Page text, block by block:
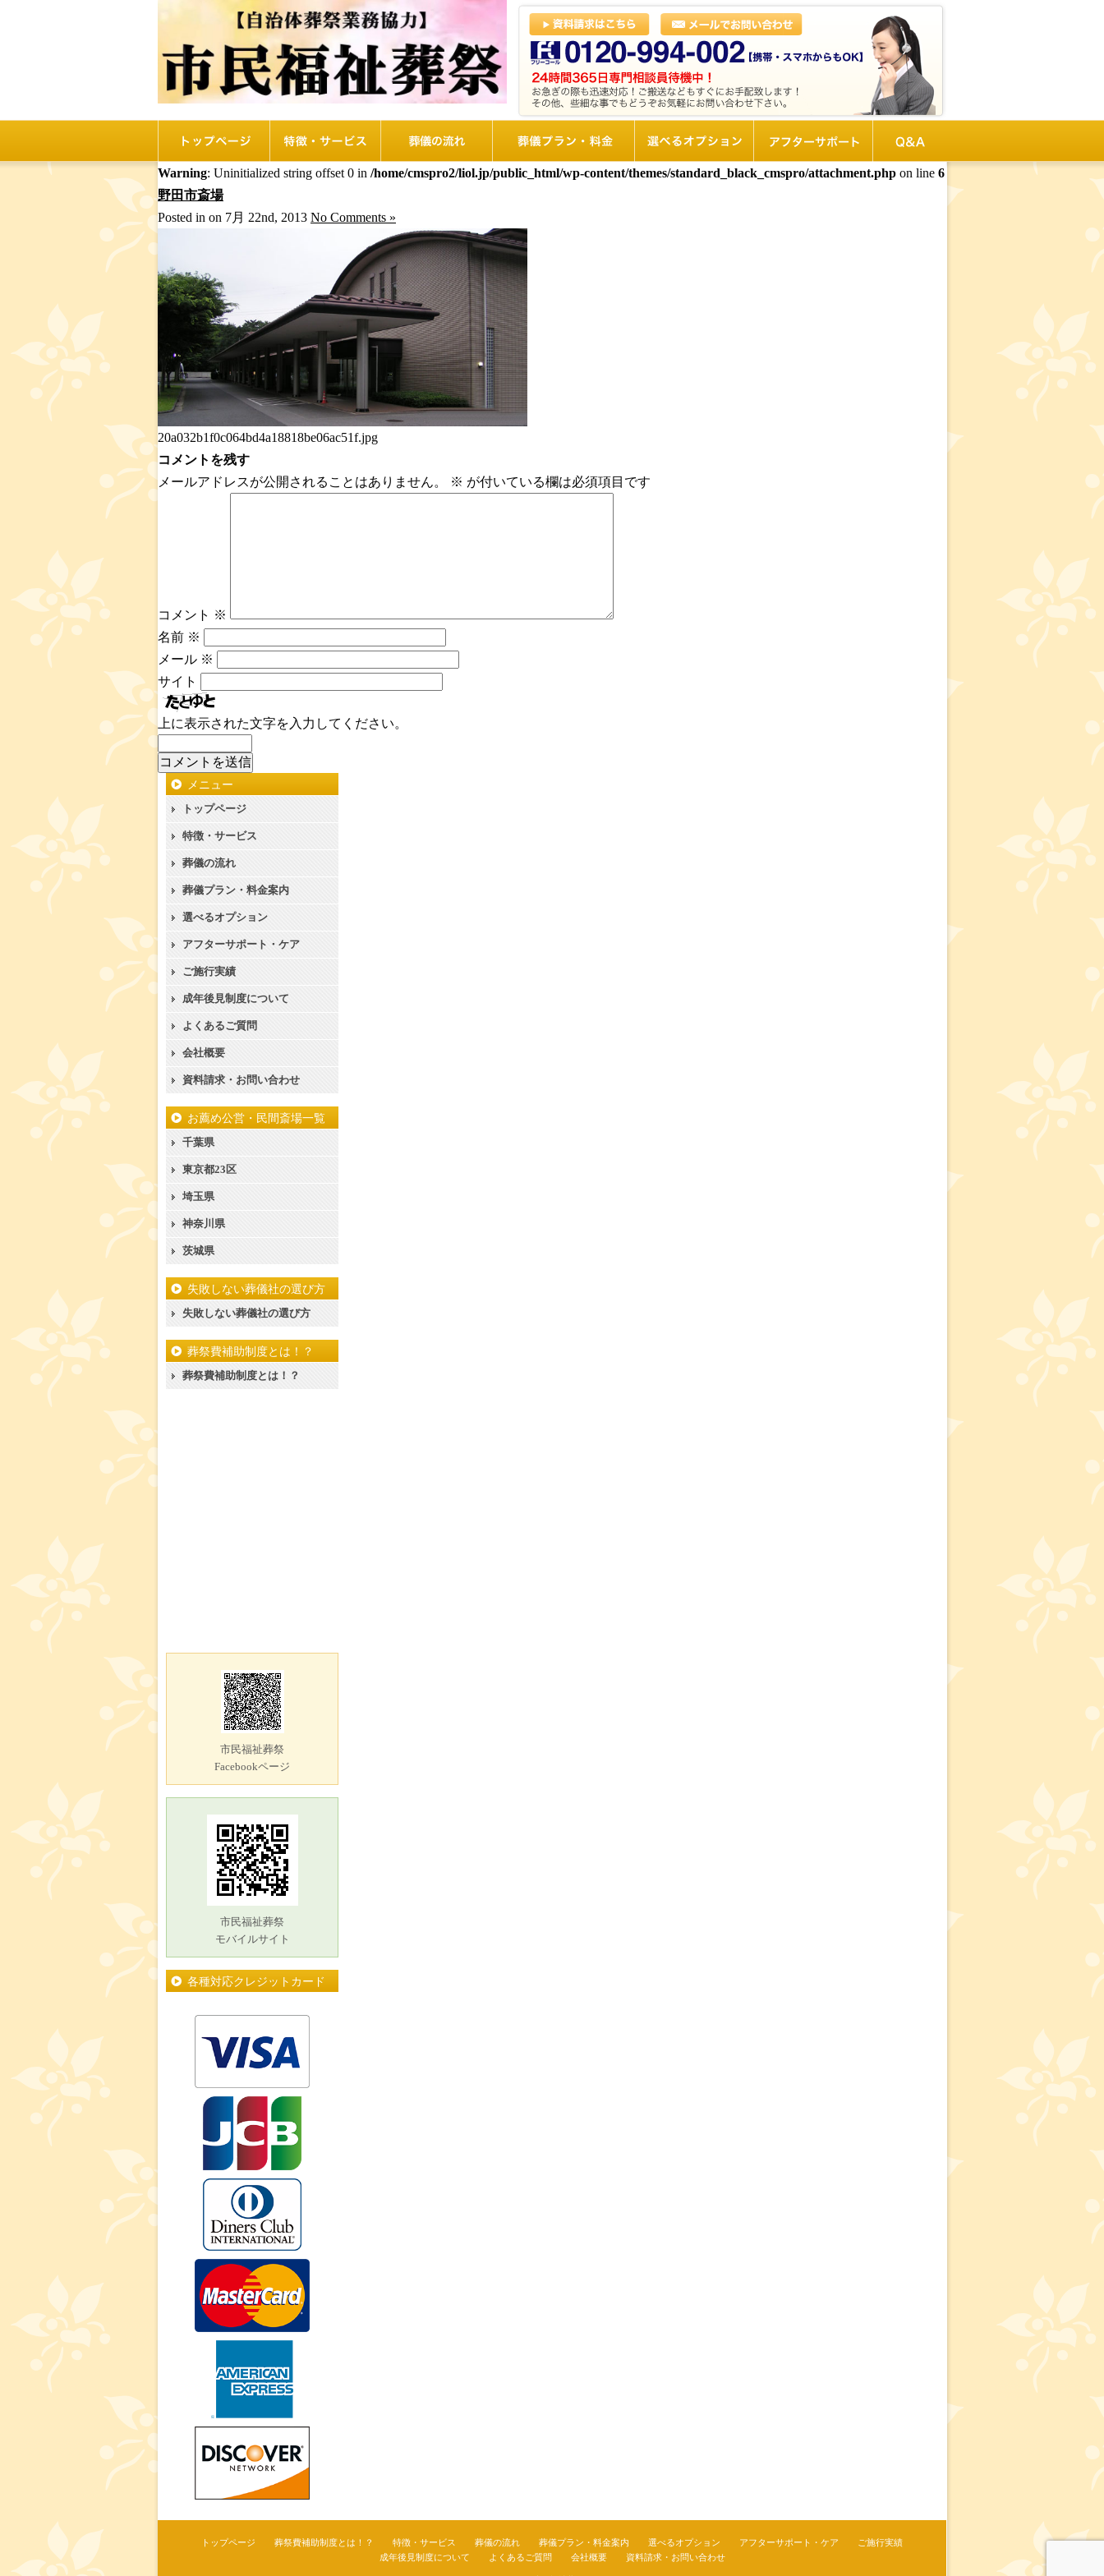
Warning: Uninitialized string offset 0 in /home/cmspro2/liol.jp/public_html/wp-content/themes/standard_black_cmspro/attachment.php on line 6
野田市斎場
Posted in on 7月 22nd, 2013 No Comments »
20a032b1f0c064bd4a18818be06ac51f.jpg
コメントを残す
メールアドレスが公開されることはありません。
※ が付いている欄は必須項目です
コメント ※
名前 ※
メール ※
サイト
上に表示された文字を入力してください。
メニュー
トップページ
特徴・サービス
葬儀の流れ
葬儀プラン・料金案内
選べるオプション
アフターサポート・ケア
ご施行実績
成年後見制度について
よくあるご質問
会社概要
資料請求・お問い合わせ
お薦め公営・民間斎場一覧
千葉県
東京都23区
埼玉県
神奈川県
茨城県
失敗しない葬儀社の選び方
失敗しない葬儀社の選び方
葬祭費補助制度とは！？
葬祭費補助制度とは！？
市民福祉葬祭
Facebookページ
市民福祉葬祭
モバイルサイト
各種対応クレジットカード
トップページ 葬祭費補助制度とは！？ 特徴・サービス 葬儀の流れ 葬儀プラン・料金案内 選べるオプション アフターサポート・ケア
ご施行実績
成年後見制度について
よくあるご質問 会社概要 資料請求・お問い合わせ